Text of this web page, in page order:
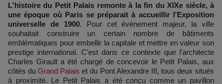
L'histoire du Petit Palais remonte à la fin du XIXe siècle, à
une époque où Paris se préparait à accueillir l'Exposition
universelle de 1900. Pour cet événement majeur, la ville
souhaitait construire un certain nombre de bâtiments
emblématiques pour embellir la capitale et mettre en valeur son
prestige international. C'est dans ce contexte que l'architecte
Charles Girault a été chargé de concevoir le Petit Palais, aux
côtés duGrand Palais et du Pont Alexandre III, tous deux situés
à proximité. Le Petit Palais a été conçu comme un pavillon